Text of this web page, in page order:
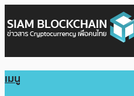
เมนู